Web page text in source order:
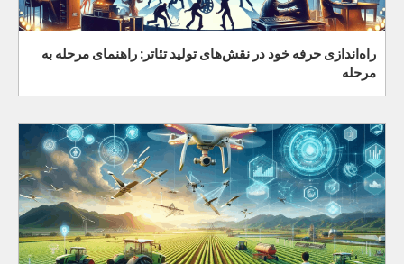
راه‌اندازی حرفه خود در نقش‌های تولید تئاتر: راهنمای مرحله به
مرحله